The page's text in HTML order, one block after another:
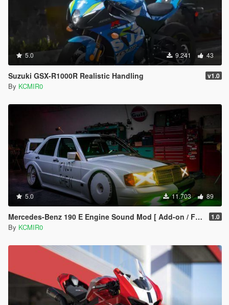
5.0 9.241 43
Suzuki GSX-R1000R Realistic Handling v1.0
By KCMIR0
5.0 11.703 89
Mercedes-Benz 190 E Engine Sound Mod [ Add-on / FiveM ] 1.0
By KCMIR0